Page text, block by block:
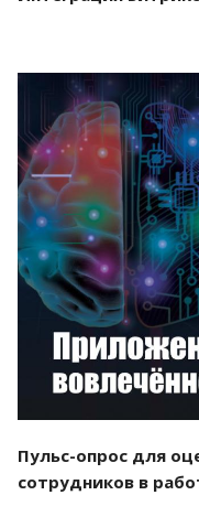
Пульс-опрос для
сотрудников в